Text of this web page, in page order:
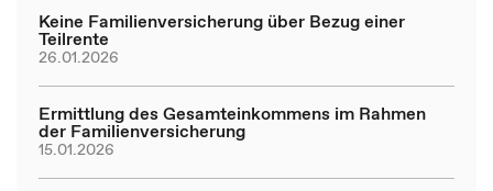
Keine Familienversicherung über Bezug einer
Teilrente
26.01.2026
Ermittlung des Gesamteinkommens im Rahmen
der Familienversicherung
15.01.2026